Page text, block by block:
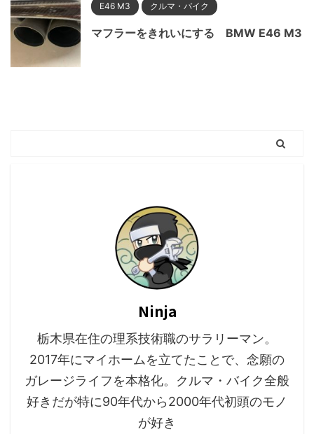
E46 M3 クルマ・バイク
マフラーをきれいにする BMW E46 M3
Ninja
栃木県在住の理系技術職のサラリーマン。
2017年にマイホームを立てたことで、念願の
ガレージライフを本格化。クルマ・バイク全般
好きだが特に90年代から2000年代初頭のモノ
が好き